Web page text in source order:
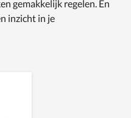
gemakkelijk regelen. En
inzicht in je